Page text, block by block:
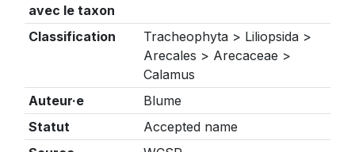
avec le taxon
Classification
Tracheophyta > Liliopsida >
Arecales > Arecaceae >
Calamus
Auteur·e
Blume
Statut
Accepted name